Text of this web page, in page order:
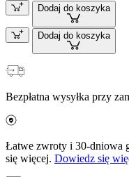
Dodaj do koszyka
Dodaj do koszyka
Bezpłatna wysyłka przy
Łatwe zwroty i 30-dniowa
się więcej. Dowiedz się